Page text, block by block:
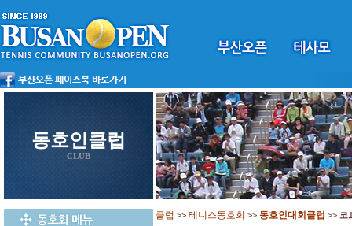
동호인클럽
CLUB
클럽 >> 테니스동호회 >> 동호인대회클럽 >> 코